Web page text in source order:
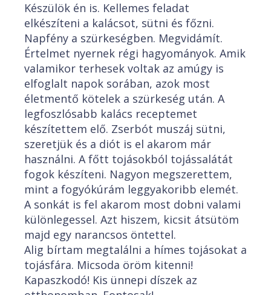
Készülök én is. Kellemes feladat
elkészíteni a kalácsot, sütni és főzni.
Napfény a szürkeségben. Megvidámít.
Értelmet nyernek régi hagyományok. Amik
valamikor terhesek voltak az amúgy is
elfoglalt napok sorában, azok most
életmentő kötelek a szürkeség után. A
legfoszlósabb kalács receptemet
készítettem elő. Zserbót muszáj sütni,
szeretjük és a diót is el akarom már
használni. A főtt tojásokból tojássalátát
fogok készíteni. Nagyon megszerettem,
mint a fogyókúrám leggyakoribb elemét.
A sonkát is fel akarom most dobni valami
különlegessel. Azt hiszem, kicsit átsütöm
majd egy narancsos öntettel.
Alig bírtam megtalálni a hímes tojásokat a
tojásfára. Micsoda öröm kitenni!
Kapaszkodó! Kis ünnepi díszek az